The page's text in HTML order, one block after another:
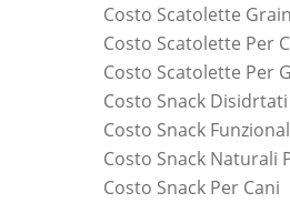
Costo Scatolette
Costo Scatolette Per
Costo Scatolette Per
Costo Snack
Costo Snack
Costo Snack Naturali
Costo Snack Per Cani